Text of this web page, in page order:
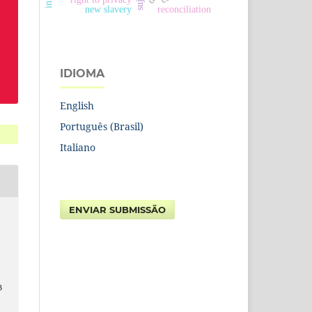
reconciliation
new slavery
IDIOMA
English
Português (Brasil)
Italiano
ENVIAR SUBMISSÃO